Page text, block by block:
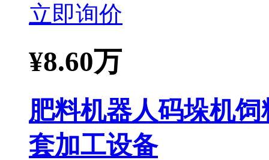
立即询价
¥8.60万
肥料机器人码垛机
套加工设备